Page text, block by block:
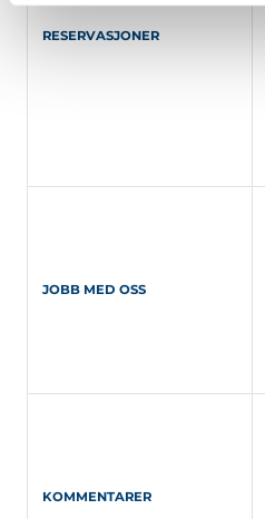
RESERVASJONER
JOBB MED OSS
KOMMENTARER